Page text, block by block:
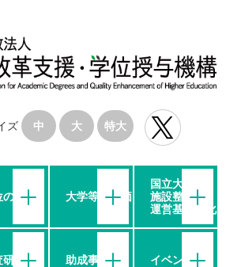
ズ 中 大 特大
の授与 大学等の評価
国立大学の
施設整備・
運営基盤強化
研究 助成事業 イベント